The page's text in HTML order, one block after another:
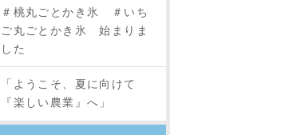
＃桃丸ごとかき氷 ＃いち
ご丸ごとかき氷 始まりま
した
「ようこそ、夏に向けて
『楽しい農業』へ」